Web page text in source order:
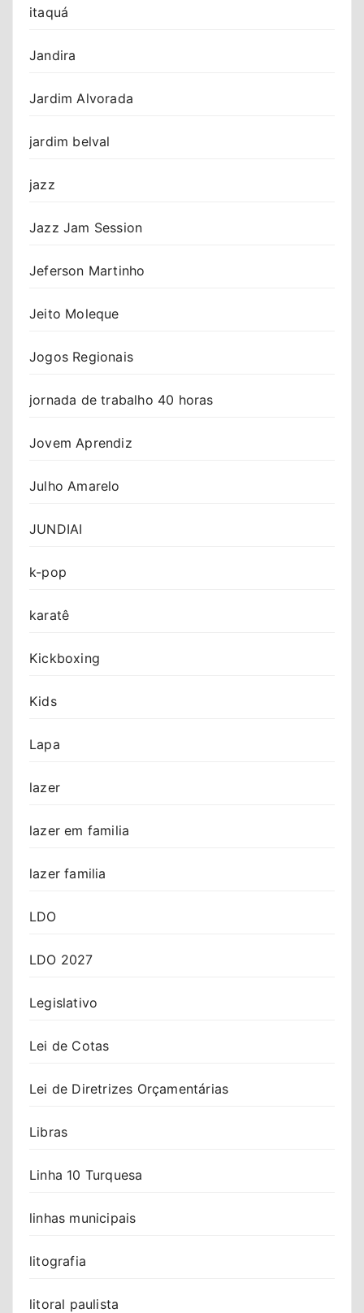
itaquá
Jandira
Jardim Alvorada
jardim belval
jazz
Jazz Jam Session
Jeferson Martinho
Jeito Moleque
Jogos Regionais
jornada de trabalho 40 horas
Jovem Aprendiz
Julho Amarelo
JUNDIAI
k-pop
karatê
Kickboxing
Kids
Lapa
lazer
lazer em familia
lazer familia
LDO
LDO 2027
Legislativo
Lei de Cotas
Lei de Diretrizes Orçamentárias
Libras
Linha 10 Turquesa
linhas municipais
litografia
litoral paulista